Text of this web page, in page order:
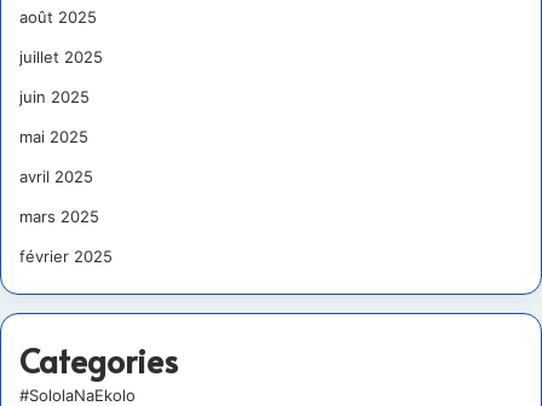
août 2025
juillet 2025
juin 2025
mai 2025
avril 2025
mars 2025
février 2025
Categories
#SololaNaEkolo